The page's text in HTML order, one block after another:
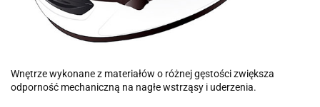
Wnętrze wykonane z materiałów o różnej gęstości zwiększa
odporność mechaniczną na nagłe wstrząsy i uderzenia.